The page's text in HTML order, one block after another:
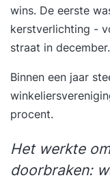
wins. De eerste
kerstverlichting -
straat in december.
Binnen een jaar
procent.
Het werkte
doorbraken: